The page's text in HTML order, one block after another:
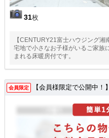
31枚
【CENTURY21富士ハウジング
宅地で小さなお子様がいるご家族
まれる床暖房付です。
会員限定 【会員様限定で公開中！】